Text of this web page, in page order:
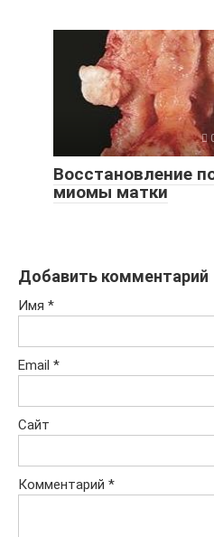
Восстановление
миомы матки
Добавить комментарий
Имя *
Email *
Сайт
Комментарий *